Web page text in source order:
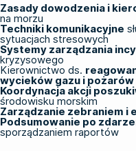
Zasady dowodzenia i
na morzu
Techniki komunikacyjne
sytuacjach stresowych
Systemy zarządzania
kryzysowego
Kierownictwo ds.
wycieków gazu i pożarów
Koordynacja akcji
środowisku morskim
Zarządzanie zebraniem i
Podsumowanie po
sporządzaniem raportów